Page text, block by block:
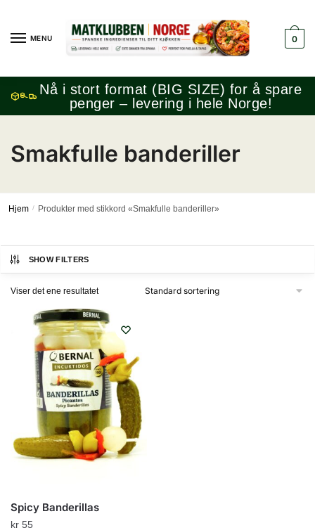
navigation
contentMENU 0
Nå i stort format (BIG SIZE) for å spare
penger – levering i hele Norge!
Smakfulle banderiller
Hjem / Produkter med stikkord «Smakfulle banderiller»
SHOW FILTERS
Viser det ene resultatet
Spicy Banderillas
kr 55